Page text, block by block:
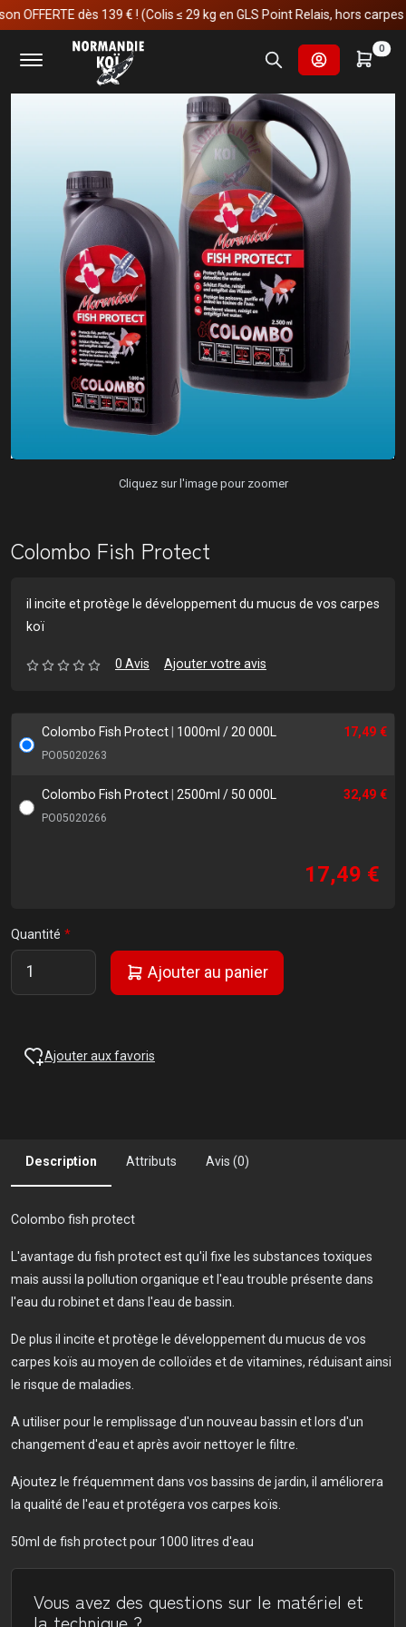
dès 139 € ! (Colis ≤ 29 kg en GLS Point Relais, hors carpes koï)
0
Accueil Matériels Bien être du koï Colombo Fish Protect
Cliquez sur l'image pour zoomer
Colombo Fish Protect
il incite et protège le développement du mucus de vos carpes
koï
0 Avis Ajouter votre avis
Colombo Fish Protect 1000ml / 20 000L
PO05020263
17,49 €
Colombo Fish Protect 2500ml / 50 000L
PO05020266
32,49 €
17,49 €
Quantité
Ajouter au panier
Ajouter aux favoris
Description Attributs Avis (0)
Colombo fish protect
L'avantage du fish protect est qu'il fixe les substances toxiques
mais aussi la pollution organique et l'eau trouble présente dans
l'eau du robinet et dans l'eau de bassin.
De plus il incite et protège le développement du mucus de vos
carpes koïs au moyen de colloïdes et de vitamines, réduisant ainsi
le risque de maladies.
A utiliser pour le remplissage d'un nouveau bassin et lors d'un
changement d'eau et après avoir nettoyer le filtre.
Ajoutez le fréquemment dans vos bassins de jardin, il améliorera
la qualité de l'eau et protégera vos carpes koïs.
50ml de fish protect pour 1000 litres d'eau
Vous avez des questions sur le matériel et